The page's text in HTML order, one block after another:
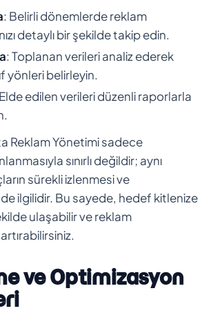
: Belirli dönemlerde reklam
detaylı bir şekilde takip edin.
: Toplanan verileri analiz ederek
yönleri belirleyin.
edilen verileri düzenli raporlarla
Reklam Yönetimi sadece
sınırlı değildir; aynı
sürekli izlenmesi ve
ilgilidir. Bu sayede, hedef kitlenize
ulaşabilir ve reklam
ve Optimizasyon